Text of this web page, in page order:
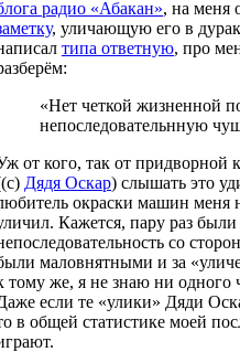
радио «Абакан», на меня
, уличающую его в
типа ответную, про
«Нет четкой жизненной
непоследовательнную
от кого, так от придворной
Дядя Оскар) слышать это
окраски машин меня
Кажется, пару раз
со
маловнятными и за
тому же, я не знаю ни одного
если те «улики» Дяди
в общей статистике моей